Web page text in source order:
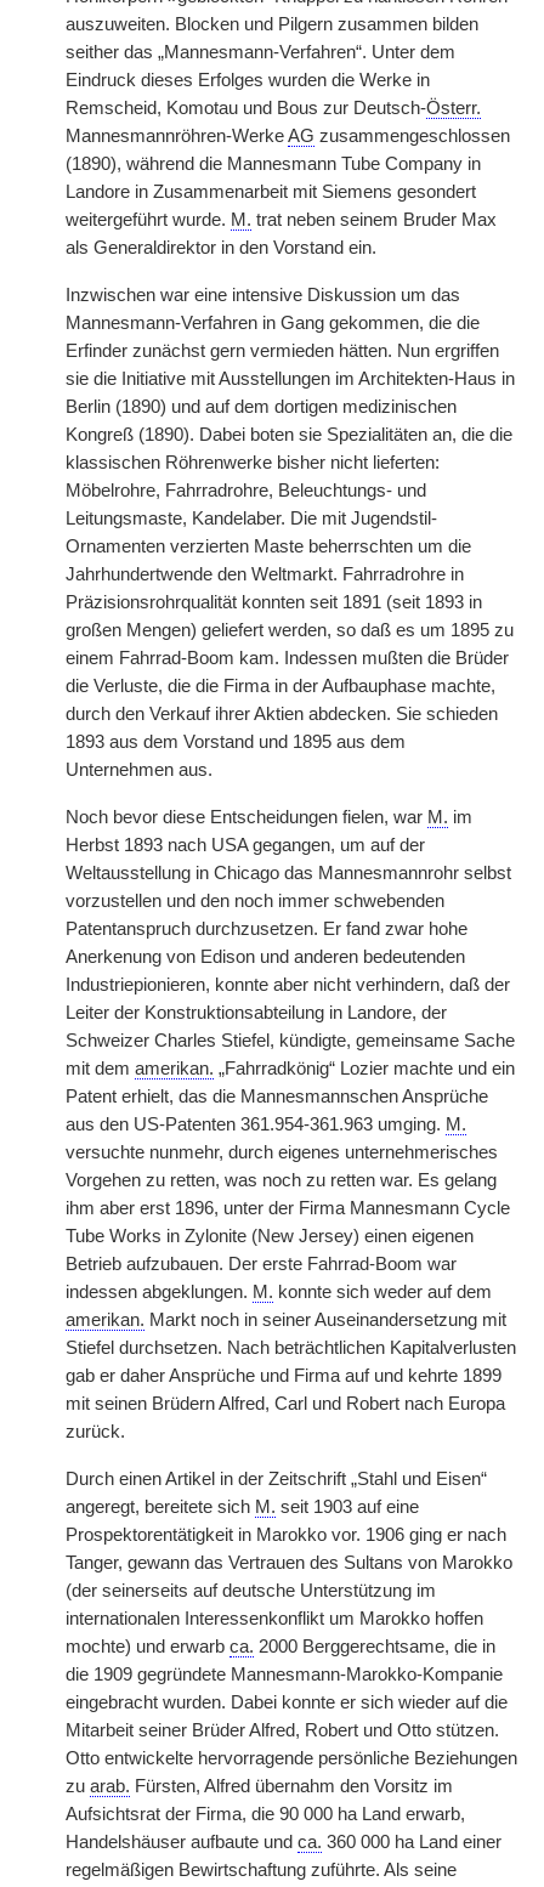
auszuweiten. Blocken und Pilgern zusammen bilden
seither das „Mannesmann-Verfahren“. Unter dem
Eindruck dieses Erfolges wurden die Werke in
Remscheid, Komotau und Bous zur Deutsch-Österr.
Mannesmannröhren-WerkeAG zusammengeschlossen
(1890), während die Mannesmann Tube Company in
Landore in Zusammenarbeit mit Siemens gesondert
weitergeführt wurde. M. trat neben seinem Bruder Max
als Generaldirektor in den Vorstand ein.
Inzwischen war eine intensive Diskussion um das
Mannesmann-Verfahren in Gang gekommen, die die
Erfinder zunächst gern vermieden hätten. Nun ergriffen
sie die Initiative mit Ausstellungen im Architekten-Haus in
Berlin (1890) und auf dem dortigen medizinischen
Kongreß (1890). Dabei boten sie Spezialitäten an, die die
klassischen Röhrenwerke bisher nicht lieferten:
Möbelrohre, Fahrradrohre, Beleuchtungs- und
Leitungsmaste, Kandelaber. Die mit Jugendstil-
Ornamenten verzierten Maste beherrschten um die
Jahrhundertwende den Weltmarkt. Fahrradrohre in
Präzisionsrohrqualität konnten seit 1891 (seit 1893 in
großen Mengen) geliefert werden, so daß es um 1895 zu
einem Fahrrad-Boom kam. Indessen mußten die Brüder
die Verluste, die die Firma in der Aufbauphase machte,
durch den Verkauf ihrer Aktien abdecken. Sie schieden
1893 aus dem Vorstand und 1895 aus dem
Unternehmen aus.
Noch bevor diese Entscheidungen fielen, war M. im
Herbst 1893 nach USA gegangen, um auf der
Weltausstellung in Chicago das Mannesmannrohr selbst
vorzustellen und den noch immer schwebenden
Patentanspruch durchzusetzen. Er fand zwar hohe
Anerkenung von Edison und anderen bedeutenden
Industriepionieren, konnte aber nicht verhindern, daß der
Leiter der Konstruktionsabteilung in Landore, der
Schweizer Charles Stiefel, kündigte, gemeinsame Sache
mit dem amerikan. „Fahrradkönig“ Lozier machte und ein
Patent erhielt, das die Mannesmannschen Ansprüche
aus den US-Patenten 361.954-361.963 umging. M.
versuchte nunmehr, durch eigenes unternehmerisches
Vorgehen zu retten, was noch zu retten war. Es gelang
ihm aber erst 1896, unter der Firma Mannesmann Cycle
Tube Works in Zylonite (New Jersey) einen eigenen
Betrieb aufzubauen. Der erste Fahrrad-Boom war
indessen abgeklungen. M. konnte sich weder auf dem
amerikan. Markt noch in seiner Auseinandersetzung mit
Stiefel durchsetzen. Nach beträchtlichen Kapitalverlusten
gab er daher Ansprüche und Firma auf und kehrte 1899
mit seinen Brüdern Alfred, Carl und Robert nach Europa
zurück.
Durch einen Artikel in der Zeitschrift „Stahl und Eisen“
angeregt, bereitete sich M. seit 1903 auf eine
Prospektorentätigkeit in Marokko vor. 1906 ging er nach
Tanger, gewann das Vertrauen des Sultans von Marokko
(der seinerseits auf deutsche Unterstützung im
internationalen Interessenkonflikt um Marokko hoffen
mochte) und erwarb ca. 2000 Berggerechtsame, die in
die 1909 gegründete Mannesmann-Marokko-Kompanie
eingebracht wurden. Dabei konnte er sich wieder auf die
Mitarbeit seiner Brüder Alfred, Robert und Otto stützen.
Otto entwickelte hervorragende persönliche Beziehungen
zu arab. Fürsten, Alfred übernahm den Vorsitz im
Aufsichtsrat der Firma, die 90 000 ha Land erwarb,
Handelshäuser aufbaute und ca. 360 000 ha Land einer
regelmäßigen Bewirtschaftung zuführte. Als seine